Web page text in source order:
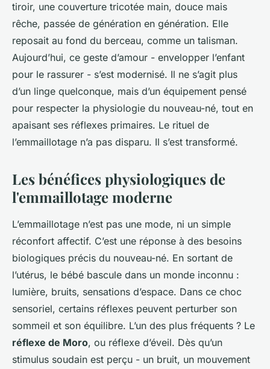
tiroir, une couverture tricotée main, douce mais
rêche, passée de génération en génération. Elle
reposait au fond du berceau, comme un talisman.
Aujourd’hui, ce geste d’amour - envelopper l’enfant
pour le rassurer - s’est modernisé. Il ne s’agit plus
d’un linge quelconque, mais d’un équipement pensé
pour respecter la physiologie du nouveau-né, tout en
apaisant ses réflexes primaires. Le rituel de
l’emmaillotage n’a pas disparu. Il s’est transformé.
Les bénéfices physiologiques de
l'emmaillotage moderne
L’emmaillotage n’est pas une mode, ni un simple
réconfort affectif. C’est une réponse à des besoins
biologiques précis du nouveau-né. En sortant de
l’utérus, le bébé bascule dans un monde inconnu :
lumière, bruits, sensations d’espace. Dans ce choc
sensoriel, certains réflexes peuvent perturber son
sommeil et son équilibre. L’un des plus fréquents ? Le
réflexe de Moro, ou réflexe d’éveil. Dès qu’un
stimulus soudain est perçu - un bruit, un mouvement